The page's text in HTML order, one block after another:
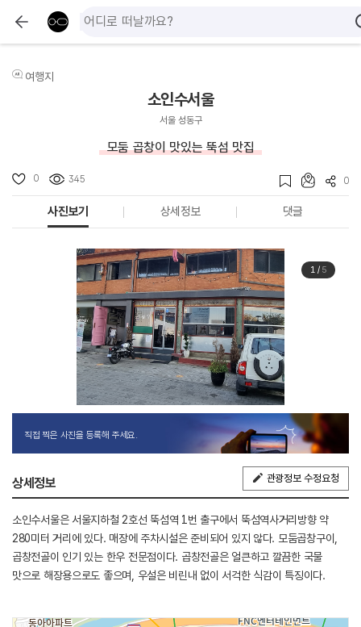
여행지
소인수서울
서울 성동구
모둠 곱창이 맛있는 뚝섬 맛집
0 345 0
사진보기 상세정보 댓글
1/ 5
직접 찍은 사진을 등록해 주세요.
상세정보 관광정보 수정요청
소인수서울은 서울지하철 2호선 뚝섬역 1번 출구에서 뚝섬역사거리방향 약
280미터 거리에 있다. 매장에 주차시설은 준비되어 있지 않다. 모둠곱창구이,
곱창전골이 인기 있는 한우 전문점이다. 곱창전골은 얼큰하고 깔끔한 국물
맛으로 해장용으로도 좋으며, 우설은 비린내 없이 서걱한 식감이 특징이다.